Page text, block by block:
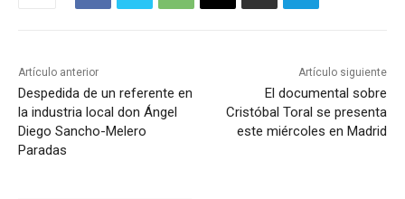
Artículo anterior
Despedida de un referente en
la industria local don Ángel
Diego Sancho-Melero
Paradas
Artículo siguiente
El documental sobre
Cristóbal Toral se presenta
este miércoles en Madrid